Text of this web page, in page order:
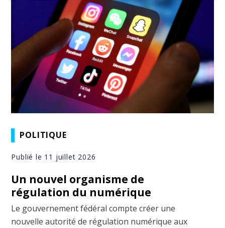
POLITIQUE
Publié le 11 juillet 2026
Un nouvel organisme de
régulation du numérique
Le gouvernement fédéral compte créer une
nouvelle autorité de régulation numérique aux